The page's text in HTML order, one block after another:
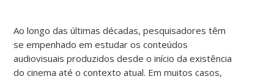
Ao longo das últimas décadas, pesquisadores têm
se empenhado em estudar os conteúdos
audiovisuais produzidos desde o início da existência
do cinema até o contexto atual. Em muitos casos,